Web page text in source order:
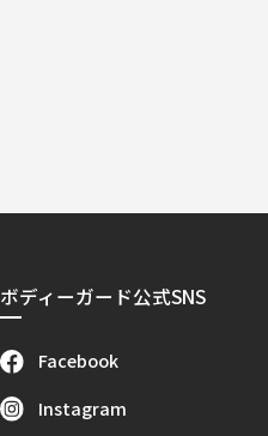
ボディーガード公式SNS
Facebook
Instagram